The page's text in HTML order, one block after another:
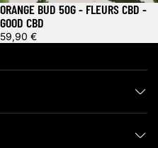
ORANGE BUD 50G - FLEURS CBD -
GOOD CBD
59,90 €